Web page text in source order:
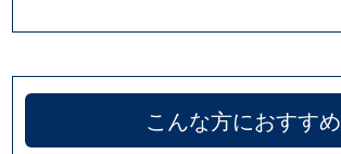
こんな方におすすめ